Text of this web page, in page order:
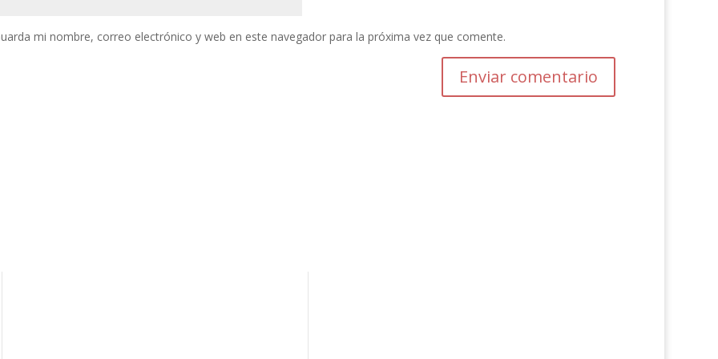
mi nombre, correo electrónico y web en este navegador para la próxima vez que comente.